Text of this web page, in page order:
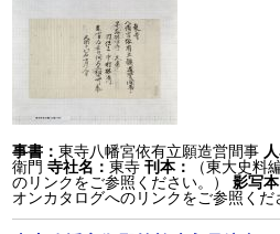
事書：東寺八幡宮依有立願造営間事
衛門 寺社名：東寺 刊本：
（東大史料
のリンクをご参照ください。）
影写本
オンカタログへのリンクをご参照くだ